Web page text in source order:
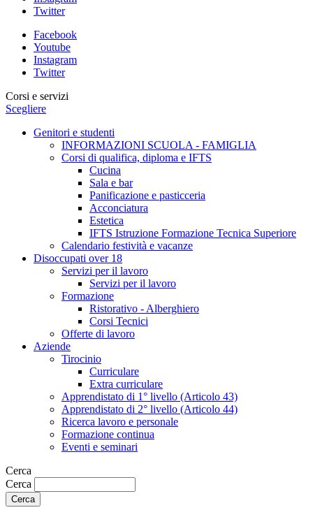
Twitter
Facebook
Youtube
Instagram
Twitter
Corsi e servizi
Scegliere
Genitori e studenti
INFORMAZIONI SCUOLA - FAMIGLIA
Corsi di qualifica, diploma e IFTS
Cucina
Sala e bar
Panificazione e pasticceria
Acconciatura
Estetica
IFTS Istruzione Formazione Tecnica Superiore
Calendario festività e vacanze
Disoccupati over 18
Servizi per il lavoro
Servizi per il lavoro
Formazione
Ristorativo - Alberghiero
Corsi Tecnici
Offerte di lavoro
Aziende
Tirocinio
Curriculare
Extra curriculare
Apprendistato di 1° livello (Articolo 43)
Apprendistato di 2° livello (Articolo 44)
Ricerca lavoro e personale
Formazione continua
Eventi e seminari
Cerca
Cerca